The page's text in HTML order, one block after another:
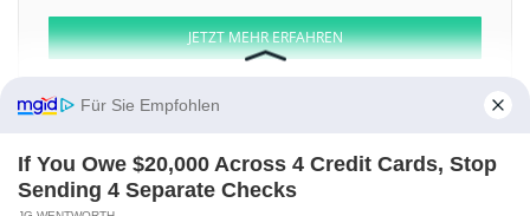
JETZT MEHR ERFAHREN
Aktien ATX DAX EuroStoxx 50 Dow Jones NASDAQ 100 Nikkei 225
S&P 500
Für Sie Empfohlen
If You Owe $20,000 Across 4 Credit Cards, Stop
Sending 4 Separate Checks